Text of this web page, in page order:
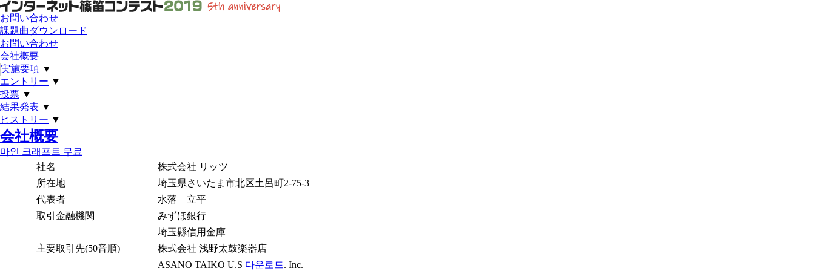
お問い合わせ
課題曲ダウンロード
お問い合わせ
会社概要
実施要項 ▼
エントリー ▼
投票 ▼
結果発表 ▼
ヒストリー ▼
会社概要
마인 크래프트 무료
社名
株式会社 リッツ
所在地
埼玉県さいたま市北区土呂町2-75-3
代表者
水落 立平
取引金融機関
みずほ銀行
埼玉縣信用金庫
主要取引先(50音順)
株式会社 浅野太鼓楽器店
ASANO TAIKO U.S 다운로드. Inc.